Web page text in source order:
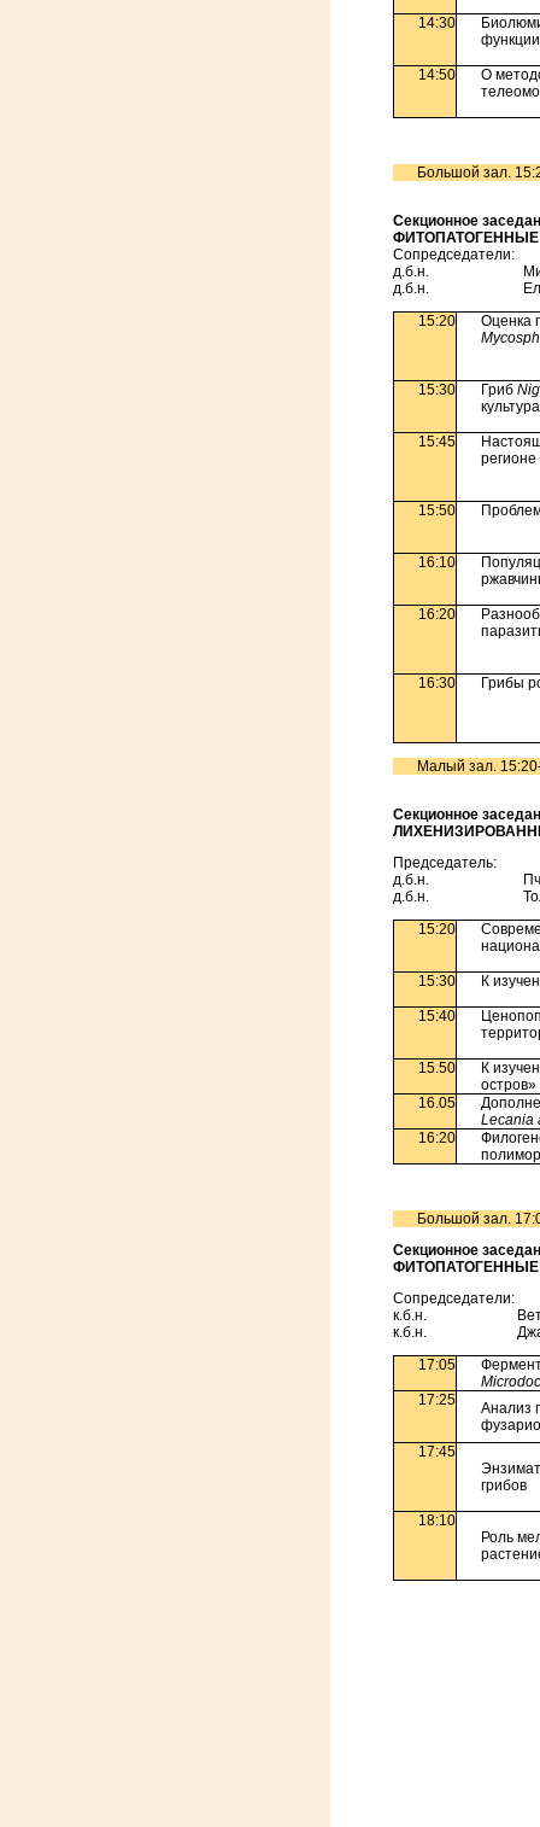
14:30
14:50
О
Большой зал.
Секционное
Сопредседатели:
д.б.н.
д.б.н.
15:20
Оценка
15:30 Гриб
15:45
регионе
15:50
16:10
16:20
16:30 Грибы
Малый зал.
Секционное
Председатель:
д.б.н. Пчелкин
д.б.н.
15:20
15:30 К
15:40
15.50
К
остров»
16.05
Lecania
16:20
Большой зал.
Секционное
Сопредседатели:
к.б.н.
к.б.н. Джавахия
17:05
17:25
Анализ
17:45
грибов
18:10
Роль